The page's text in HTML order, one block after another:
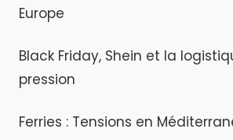
Europe
Black Friday, Shein et la
pression
Ferries : Tensions en